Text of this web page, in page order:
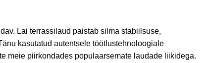
Lai terrassilaud paistab silma stabiilsuse,
kasutatud autentsele töötlustehnoloogiale
meie piirkondades populaarsemate laudade liikidega.